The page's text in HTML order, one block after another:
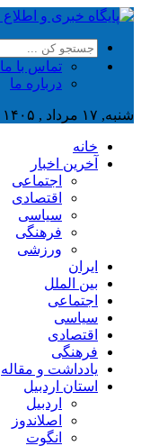
تماس با ما
درباره ما
شنبه, ۱۷ مرداد , ۱۴۰۵
خانه
آخرین اخبار
اجتماعی
اقتصادی
سیاسی
فرهنگی
ورزشی
ایران
بین الملل
اجتماعی
سیاسی
اقتصادی
فرهنگی
یادداشت و مقاله
استان اردبیل
اردبیل
اصلاندوز
انگوت